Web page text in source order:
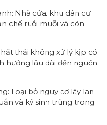
Nhà cửa, khu dân cư
chế ruồi muỗi và côn
thải không xử lý kịp có
hưởng lâu dài đến nguồn
Loại bỏ nguy cơ lây lan
và ký sinh trùng trong